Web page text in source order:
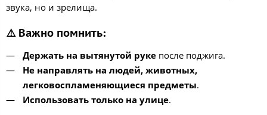
звука, но и зрелища.
⚠️ Важно помнить:
Держать на вытянутой рукепосле поджига.
Не направлять на людей, животных,
легковоспламеняющиеся предметы.
Использовать только на улице.